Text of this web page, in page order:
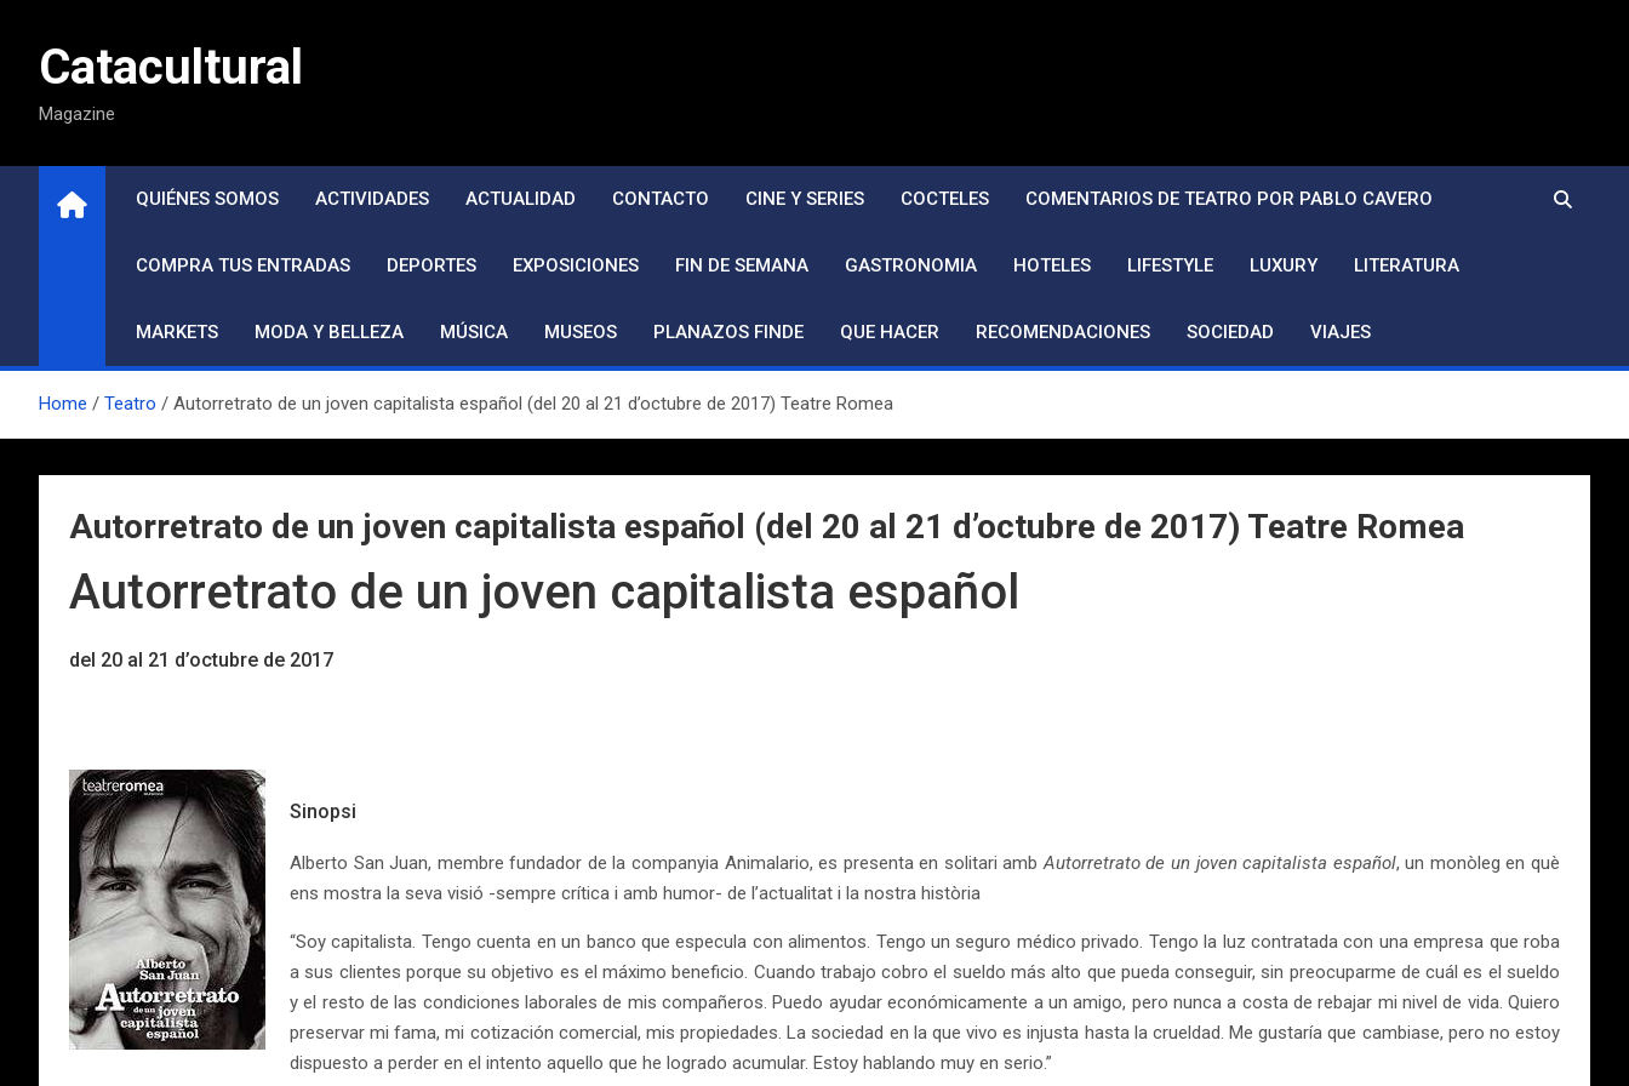
contenidoCatacultural
Magazine
QUIÉNES SOMOS ACTIVIDADES ACTUALIDAD CONTACTO CINE Y SERIES COCTELES COMENTARIOS DE TEATRO POR PABLO CAVERO
COMPRA TUS ENTRADAS DEPORTES EXPOSICIONES FIN DE SEMANA GASTRONOMIA HOTELES LIFESTYLE LUXURY LITERATURA
MARKETS MODA Y BELLEZA MÚSICA MUSEOS PLANAZOS FINDE QUE HACER RECOMENDACIONES SOCIEDAD VIAJES
Home Teatro Autorretrato de un joven capitalista español (del 20 al 21 d’octubre de 2017) Teatre Romea
Autorretrato de un joven capitalista español (del 20 al 21 d’octubre de 2017) Teatre Romea
Autorretrato de un joven capitalista español
del 20 al 21 d’octubre de 2017
Sinopsi
Alberto San Juan, membre fundador de la companyia Animalario, es presenta en solitari ambAutorretrato de un joven capitalista español, un monòleg en què
ens mostra la seva visió -sempre crítica i amb humor- de l’actualitat i la nostra història
“Soy capitalista. Tengo cuenta en un banco que especula con alimentos. Tengo un seguro médico privado. Tengo la luz contratada con una empresa que roba
a sus clientes porque su objetivo es el máximo beneficio. Cuando trabajo cobro el sueldo más alto que pueda conseguir, sin preocuparme de cuál es el sueldo
y el resto de las condiciones laborales de mis compañeros. Puedo ayudar económicamente a un amigo, pero nunca a costa de rebajar mi nivel de vida. Quiero
preservar mi fama, mi cotización comercial, mis propiedades. La sociedad en la que vivo es injusta hasta la crueldad. Me gustaría que cambiase, pero no estoy
dispuesto a perder en el intento aquello que he logrado acumular. Estoy hablando muy en serio.”